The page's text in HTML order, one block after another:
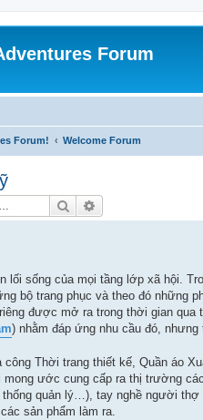
Forum
Forum! Welcome Forum
Search
lối sống của mọi tầng lớp xã hội.
bộ trang phục và theo đó những
được mở ra trong thời gian qua
) nhằm đáp ứng nhu cầu đó,
Thời trang thiết kế, Quần áo
ước cung cấp ra thị trường
thống quản lý…), tay nghề người
sản phẩm làm ra.